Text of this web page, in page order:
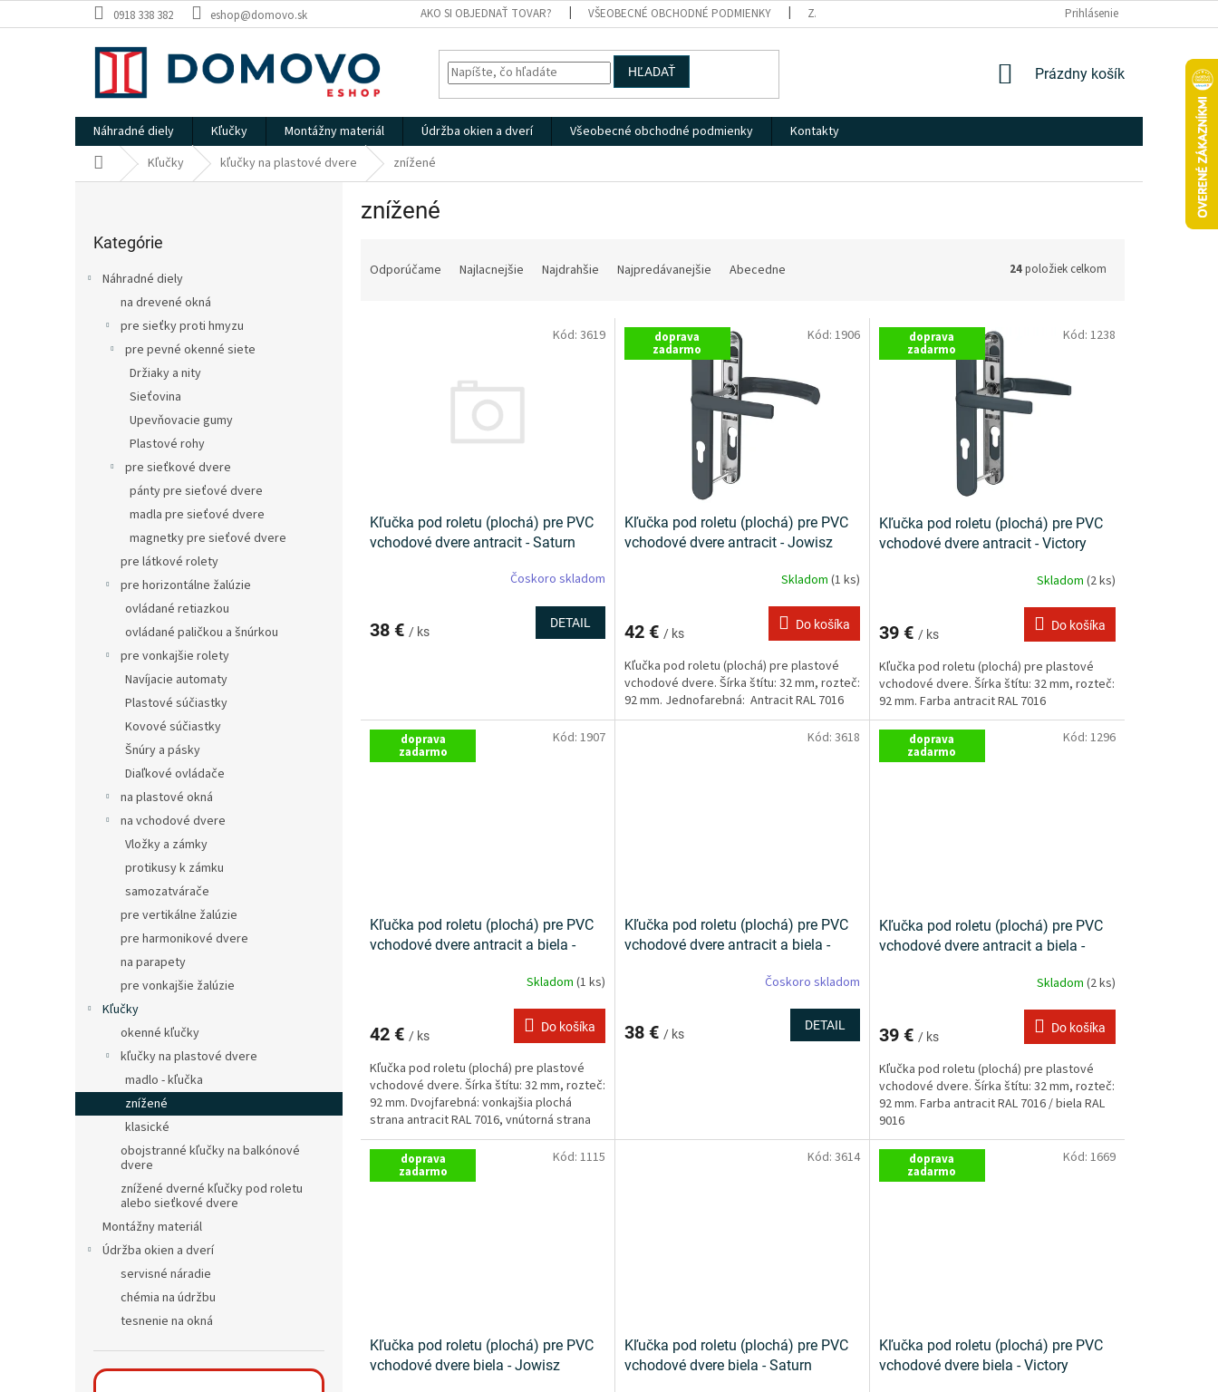
na
0918 338 382 eshop@domovo.sk AKO SI OBJEDNAŤ TOVAR? VŠEOBECNÉ OBCHODNÉ PODMIENKY ZÁSADY SPRACOVANIA A OCHRANY OSOBNÝCH ÚDAJOVPrihlásenie
HĽADAŤ
NÁKUPNÝ
Prázdny košík
Náhradné diely Kľučky Montážny materiál Údržba okien a dverí Všeobecné obchodné podmienky
Kontakty
DomovKľučky kľučky na plastové dvere znížené
kategórie
Kategórie
Náhradné diely
na drevené okná
pre sieťky proti hmyzu
pre pevné okenné siete
Držiaky a nity
Sieťovina
Upevňovacie gumy
Plastové rohy
pre sieťkové dvere
pánty pre sieťové dvere
madla pre sieťové dvere
magnetky pre sieťové dvere
pre látkové rolety
pre horizontálne žalúzie
ovládané retiazkou
ovládané paličkou a šnúrkou
pre vonkajšie rolety
Navíjacie automaty
Plastové súčiastky
Kovové súčiastky
Šnúry a pásky
Diaľkové ovládače
na plastové okná
na vchodové dvere
Vložky a zámky
protikusy k zámku
samozatvárače
pre vertikálne žalúzie
pre harmonikové dvere
na parapety
pre vonkajšie žalúzie
Kľučky
okenné kľučky
kľučky na plastové dvere
madlo - kľučka
znížené
klasické
obojstranné kľučky na balkónové
dvere
znížené dverné kľučky pod roletu
alebo sieťkové dvere
Montážny materiál
Údržba okien a dverí
servisné náradie
chémia na údržbu
tesnenie na okná
znížené
Odporúčame Najlacnejšie Najdrahšie Najpredávanejšie Abecedne 24položiek celkom
Kľučka pod roletu (plochá) pre PVC
vchodové dvere antracit - Saturn
Čoskoro skladom
38 € / ks
DETAIL
Kód: 3619 doprava
zadarmo
Kľučka pod roletu (plochá) pre PVC
vchodové dvere antracit - Jowisz
Skladom (1 ks)
42 € / ks
Do košíka
Kľučka pod roletu (plochá) pre plastové
vchodové dvere. Šírka štítu: 32 mm, rozteč:
92 mm. Jednofarebná: Antracit RAL 7016
Kód: 1906 doprava
zadarmo
Kľučka pod roletu (plochá) pre PVC
vchodové dvere antracit - Victory
Skladom (2 ks)
39 € / ks
Do košíka
Kľučka pod roletu (plochá) pre plastové
vchodové dvere. Šírka štítu: 32 mm, rozteč:
92 mm. Farba antracit RAL 7016
Kód: 1238
doprava
zadarmo
Kľučka pod roletu (plochá) pre PVC
vchodové dvere antracit a biela -
Skladom (1 ks)
42 € / ks
Do košíka
Kľučka pod roletu (plochá) pre plastové
vchodové dvere. Šírka štítu: 32 mm, rozteč:
92 mm. Dvojfarebná: vonkajšia plochá
strana antracit RAL 7016, vnútorná strana
biela RAL...
Kód: 1907
Kľučka pod roletu (plochá) pre PVC
vchodové dvere antracit a biela -
Čoskoro skladom
38 € / ks
DETAIL
Kód: 3618 doprava
zadarmo
Kľučka pod roletu (plochá) pre PVC
vchodové dvere antracit a biela -
Skladom (2 ks)
39 € / ks
Do košíka
Kľučka pod roletu (plochá) pre plastové
vchodové dvere. Šírka štítu: 32 mm, rozteč:
92 mm. Farba antracit RAL 7016 / biela RAL
9016
Kód: 1296
doprava
zadarmo
Kľučka pod roletu (plochá) pre PVC
vchodové dvere biela - Jowisz
Kód: 1115
Kľučka pod roletu (plochá) pre PVC
vchodové dvere biela - Saturn
Kód: 3614 doprava
zadarmo
Kľučka pod roletu (plochá) pre PVC
vchodové dvere biela - Victory
Kód: 1669